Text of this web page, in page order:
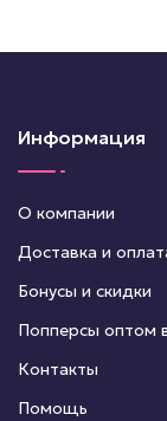
Информация
О компании
Доставка и
Бонусы и скидки
Попперсы оптом
Контакты
Помощь